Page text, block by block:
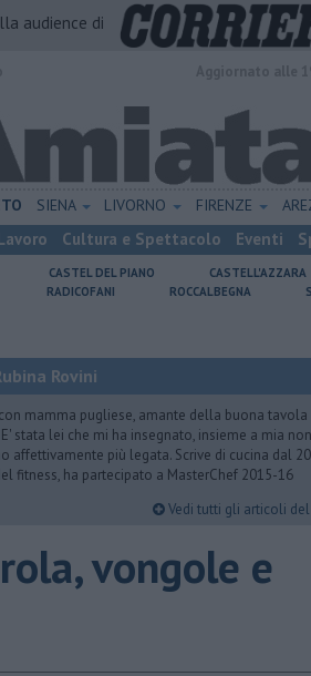
audience di
SIENA LIVORNO FIRENZE
Cultura e Spettacolo Eventi
CASTEL DEL PIANO CASTELL'AZZARA
RADICOFANI ROCCALBEGNA
Rovini
mamma pugliese, amante della buona tavola
stata lei che mi ha insegnato, insieme a mia
affettivamente più legata. Scrive di cucina dal
fitness, ha partecipato a MasterChef 2015-16
Vedi tutti gli articoli
vongole e